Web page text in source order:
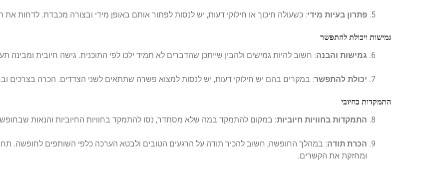
פתרון בעיות מידי: כשעולה חיכוך או חילוקי דעות, יש לנסות לפתור אותם באופן מידי ובצורה מכבדת. לדחות
גמישות ויכולת להתפשר
גמישות והבנה: חשוב להיות גמישים ולהבין שייתכן שהדברים לא תמיד ילכו לפי התוכנית. גישה חיובית ומבינה
יכולת להתפשר: במקרים בהם יש חילוקי דעות, יש לנסות למצוא פשרה שתתאים לשני הצדדים. הכרה בצרכים
התמקדות בחיובי
התמקדות בחוויות חיוביות: במקום להתמקד במה שלא מסתדר, נסו להתמקד בחוויות החיוביות והנאות
הכרת תודה: במהלך החופשה, חשוב להכיר תודה על הרגעים הטובים ולבטא הערכה כלפי השותפים לחופשה.
ומחזקת את הקשרים.